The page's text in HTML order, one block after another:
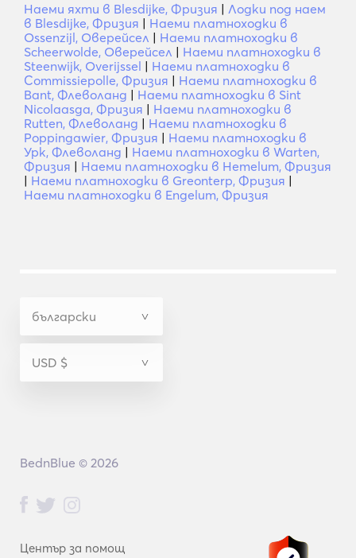
Наеми яхти в Blesdijke, Фризия | Лодки под наем
в Blesdijke, Фризия | Наеми платноходки в
Ossenzijl, Оверейсел | Наеми платноходки в
Scheerwolde, Оверейсел | Наеми платноходки в
Steenwijk, Overijssel | Наеми платноходки в
Commissiepolle, Фризия | Наеми платноходки в
Bant, Флеволанд | Наеми платноходки в Sint
Nicolaasga, Фризия | Наеми платноходки в
Rutten, Флеволанд | Наеми платноходки в
Poppingawier, Фризия | Наеми платноходки в
Урк, Флеволанд | Наеми платноходки в Warten,
Фризия | Наеми платноходки в Hemelum, Фризия
| Наеми платноходки в Greonterp, Фризия |
Наеми платноходки в Engelum, Фризия
Център за помощ
BednBlue © 2026